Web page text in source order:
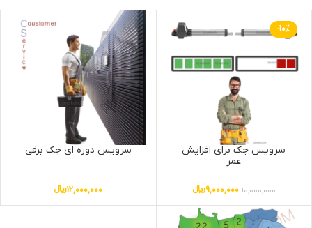
-10%
سرویس جک برای افزایش
عمر
10,000,000
9,000,000﷼
سرویس دوره ای جک برقی
12,000,000﷼